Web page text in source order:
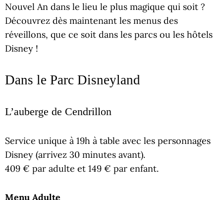
Nouvel An dans le lieu le plus magique qui soit ?
Découvrez dès maintenant les menus des
réveillons, que ce soit dans les parcs ou les hôtels
Disney !
Dans le Parc Disneyland
L’auberge de Cendrillon
Service unique à 19h à table avec les personnages
Disney (arrivez 30 minutes avant).
409 € par adulte et 149 € par enfant.
Menu Adulte